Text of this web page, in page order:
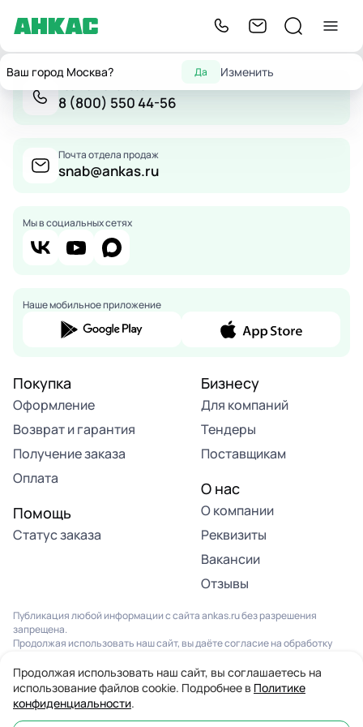
Ваш город Москва? Да Изменить
8 (800) 550 44-56
Почта отдела продаж
snab@ankas.ru
Мы в социальных сетях
Наше мобильное приложение
Покупка
Оформление
Возврат и гарантия
Получение заказа
Оплата
Помощь
Статус заказа
Бизнесу
Для компаний
Тендеры
Поставщикам
О нас
О компании
Реквизиты
Вакансии
Отзывы
Публикация любой информации с сайта ankas.ru без разрешения
запрещена.
Продолжая использовать наш сайт, вы даёте согласие на обработку
конфиденциальностииПользовательским соглашением.
© 2013-2026. Все права защищены. Компания “Анкас”
Продолжая использовать наш сайт, вы соглашаетесь на
использование файлов cookie. Подробнее в Политике
конфиденциальности.